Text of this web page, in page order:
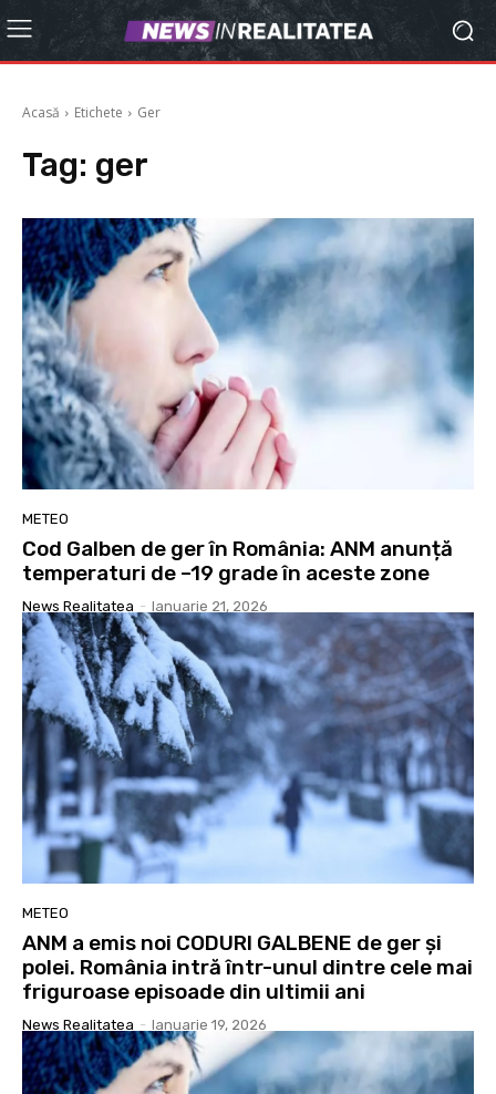
Acasă Etichete Ger
Tag: ger
METEO
Cod Galben de ger în România: ANM anunță
temperaturi de –19 grade în aceste zone
News Realitatea - Ianuarie 21, 2026
METEO
ANM a emis noi CODURI GALBENE de ger și
polei. România intră într-unul dintre cele mai
friguroase episoade din ultimii ani
News Realitatea - Ianuarie 19, 2026